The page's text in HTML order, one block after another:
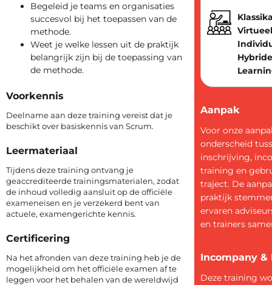
Begeleid je teams en organisaties
succesvol bij het toepassen van de
methode.
Weet je welke lessen uit de praktijk
belangrijk zijn bij de toepassing van
de methode.
Voorkennis
Deelname aan deze training vereist dat je
beschikt over basiskennis van Scrum.
Leermateriaal
Tijdens deze training ontvang je
geaccrediteerde trainingsmaterialen, zodat
de inhoud volledig aansluit op de officiële
exameneisen en je verzekerd bent van
actuele, examengerichte kennis.
Certificering
Na het afronden van deze training heb je de
mogelijkheid om het officiële examen af te
leggen voor het behalen van de wereldwijd
Aanpak
Voor onze
onderscheid
inschrijving,
training en
traject. De
praktijk
ervaren
en trainers
Incompany &
Deze training